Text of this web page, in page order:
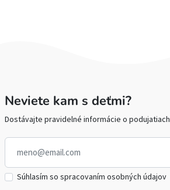
Neviete kam s deťmi?
Dostávajte pravidelné informácie o podujatiach
Súhlasím so spracovaním osobných údajov